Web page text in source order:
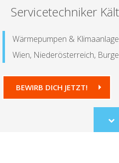
Servicetechniker
Wärmepumpen &
Wien, Niederösterreich,
BEWIRB DICH JETZT!
to